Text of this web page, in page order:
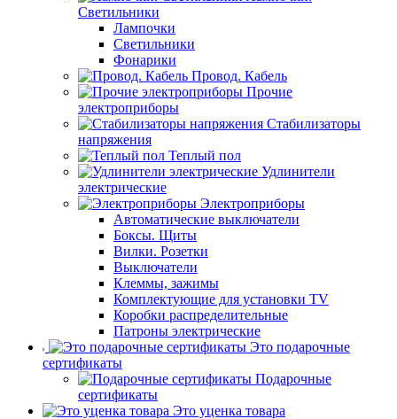
Светильники
Лампочки
Светильники
Фонарики
Провод. Кабель
Прочие
электроприборы
Стабилизаторы
напряжения
Теплый пол
Удлинители
электрические
Электроприборы
Автоматические выключатели
Боксы. Щиты
Вилки. Розетки
Выключатели
Клеммы, зажимы
Комплектующие для установки TV
Коробки распределительные
Патроны электрические
Это подарочные
сертификаты
Подарочные
сертификаты
Это уценка товара